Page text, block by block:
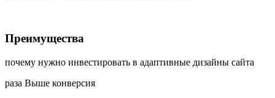
Преимущества
почему нужно инвестировать в адаптивные дизайны сайта
раза Выше конверсия